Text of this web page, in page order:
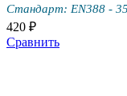
Стандарт: EN388 -
420 ₽
Сравнить